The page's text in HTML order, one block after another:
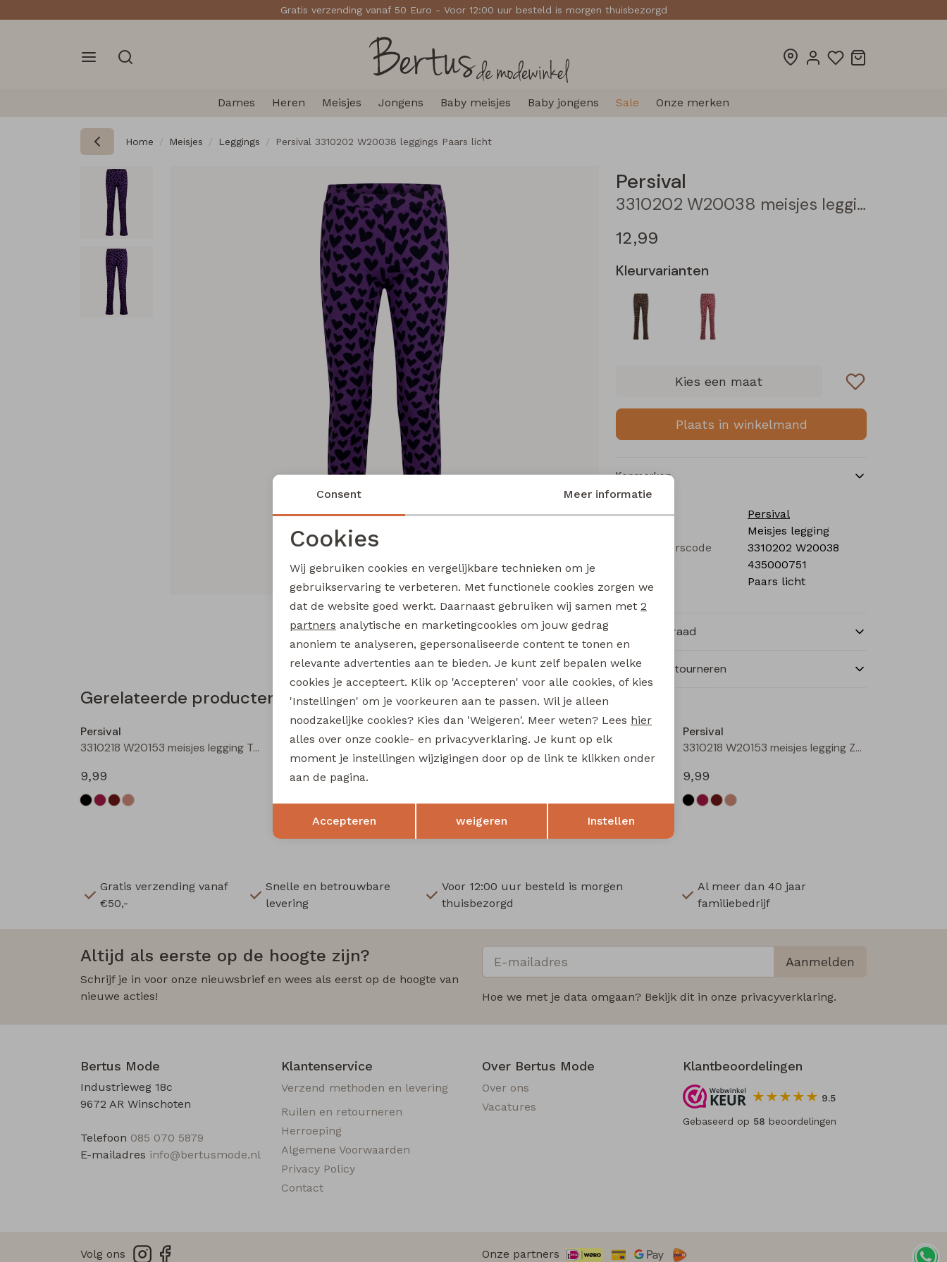
Gratis verzending vanaf 50 Euro - Voor 12:00 uur besteld is morgen thuisbezorgd
Dames Heren Meisjes Jongens Baby meisjes Baby jongens Sale Onze merken
Home Meisjes Leggings Persival 3310202 W20038 leggings Paars licht
Persival
3310202 W20038 meisjes legging Paars licht
12,99
Kleurvarianten
Kies een maat
Plaats in winkelmand
Kenmerken
Merk
Persival
Meisjes legging
Leverancierscode
3310202 W20038
435000751
Kleur
Paars licht
Winkelvoorraad
Ruilen en retourneren
Gerelateerde producten
Nieuw
Persival
3310218 W20153 meisjes legging Taupe
9,99
Nieuw
3310218 W20153 meisjes legging Bruin donker
9,99
Persival
Persival
3310218 W20153 meisjes legging Zwart
9,99
Gratis verzending vanaf
€50,-
Snelle en betrouwbare
levering
Voor 12:00 uur besteld is morgen
thuisbezorgd
Al meer dan 40 jaar
familiebedrijf
Altijd als eerste op de hoogte zijn?
Schrijf je in voor onze nieuwsbrief en wees als eerst op de hoogte van
nieuwe acties!
Aanmelden
Hoe we met je data omgaan? Bekijk dit in onze privacyverklaring.
Bertus Mode
Industrieweg 18c
9672 AR Winschoten
Telefoon 085 070 5879
E-mailadres info@bertusmode.nl
Klantenservice
Verzend methoden en levering
Ruilen en retourneren
Herroeping
Algemene Voorwaarden
Privacy Policy
Contact
Over Bertus Mode
Over ons
Vacatures
Klantbeoordelingen
9.5
Gebaseerd op 58 beoordelingen
Volg ons Onze partners
Noodzakelijke cookies
Analytische cookies Marketing cookies
Terug Opslaan
Consent Meer informatie
Cookies
Wij gebruiken cookies en vergelijkbare technieken om je
gebruikservaring te verbeteren. Met functionele cookies zorgen we
dat de website goed werkt. Daarnaast gebruiken wij samen met 2
partners analytische en marketingcookies om jouw gedrag
anoniem te analyseren, gepersonaliseerde content te tonen en
relevante advertenties aan te bieden. Je kunt zelf bepalen welke
cookies je accepteert. Klik op 'Accepteren' voor alle cookies, of kies
'Instellingen' om je voorkeuren aan te passen. Wil je alleen
noodzakelijke cookies? Kies dan 'Weigeren'. Meer weten? Lees hier
alles over onze cookie- en privacyverklaring. Je kunt op elk
moment je instellingen wijzigingen door op de link te klikken onder
aan de pagina.
Accepteren weigeren Instellen